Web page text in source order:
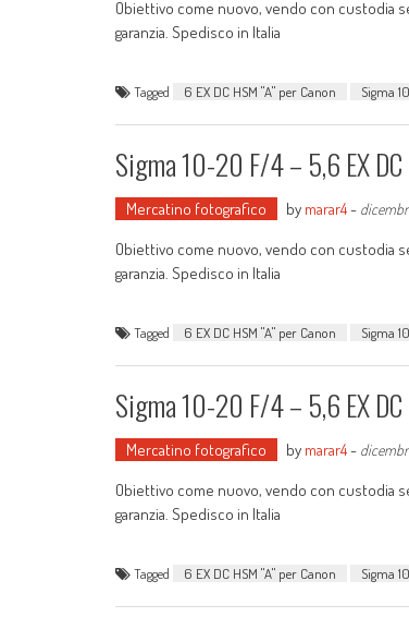
Obiettivo come nuovo, vendo con custodia
garanzia. Spedisco in Italia
Tagged 6 EX DC HSM "A" per Canon Sigma
Sigma 10-20 F/4 – 5,6 EX DC
Mercatino fotografico by marar4-
Obiettivo come nuovo, vendo con custodia
garanzia. Spedisco in Italia
Tagged 6 EX DC HSM "A" per Canon Sigma
Sigma 10-20 F/4 – 5,6 EX DC
Mercatino fotografico by marar4-
Obiettivo come nuovo, vendo con custodia
garanzia. Spedisco in Italia
Tagged 6 EX DC HSM "A" per Canon Sigma